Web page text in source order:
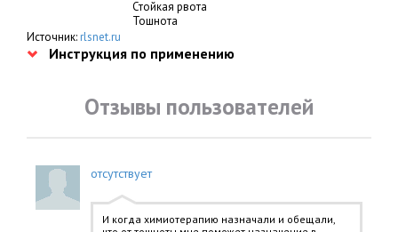
Стойкая рвота
Тошнота
Источник:rlsnet.ru
Инструкция по применению
Отзывы пользователей
отсутствует
И когда химиотерапию назначали и обещали,